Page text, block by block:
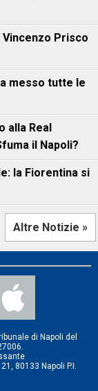
Vincenzo Prisco
messo tutte le
alla Real
il Napoli?
la Fiorentina si
Altre Notizie »
di Napoli del
80133 Napoli P.I.